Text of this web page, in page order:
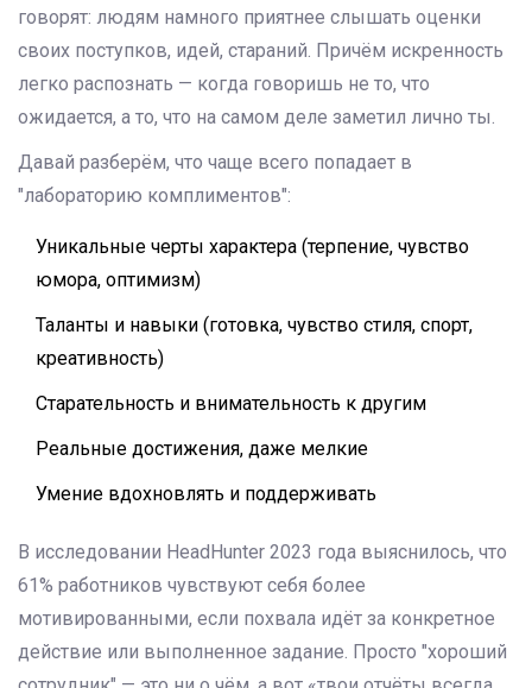
говорят: людям намного приятнее слышать оценки
своих поступков, идей, стараний. Причём искренность
легко распознать — когда говоришь не то, что
ожидается, а то, что на самом деле заметил лично ты.
Давай разберём, что чаще всего попадает в
"лабораторию комплиментов":
Уникальные черты характера (терпение, чувство
юмора, оптимизм)
Таланты и навыки (готовка, чувство стиля, спорт,
креативность)
Старательность и внимательность к другим
Реальные достижения, даже мелкие
Умение вдохновлять и поддерживать
В исследовании HeadHunter 2023 года выяснилось, что
61% работников чувствуют себя более
мотивированными, если похвала идёт за конкретное
действие или выполненное задание. Просто "хороший